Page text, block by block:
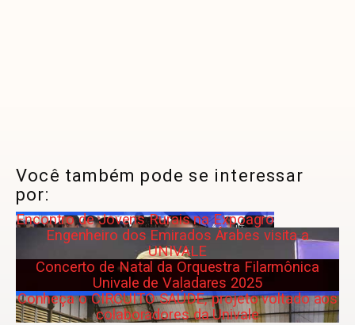
Você também pode se interessar
por:
Encontro de Jovens Rurais na Expoagro
Engenheiro dos Emirados Árabes visita a
UNIVALE
Concerto de Natal da Orquestra Filarmônica
Univale de Valadares 2025
Conheça o CIRCUITO SAÚDE, projeto voltado aos
colaboradores da Univale